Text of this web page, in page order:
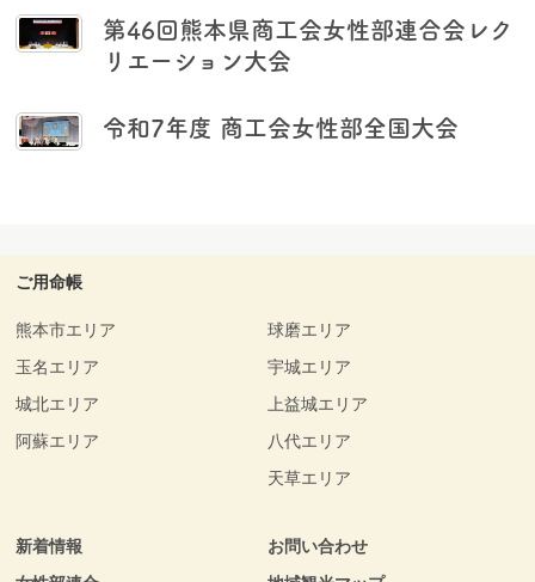
第46回熊本県商工会女性部連合会レク
リエーション大会
令和7年度 商工会女性部全国大会
ご用命帳
熊本市エリア
玉名エリア
城北エリア
阿蘇エリア
球磨エリア
宇城エリア
上益城エリア
八代エリア
天草エリア
新着情報
お問い合わせ